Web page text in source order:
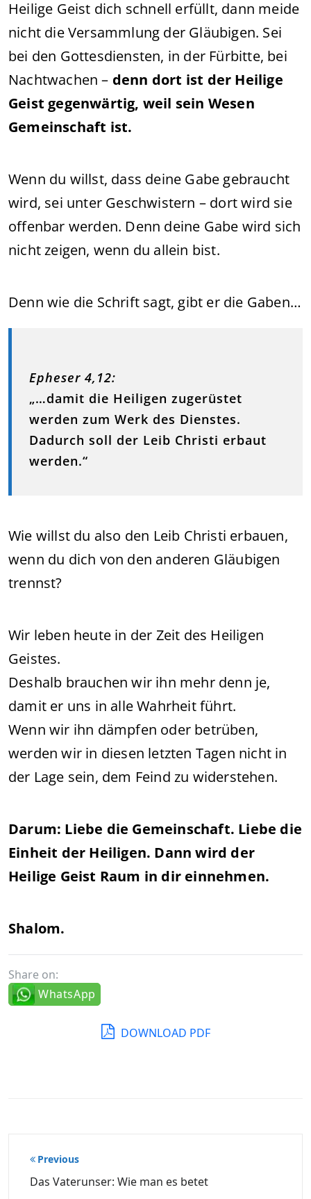
Heilige Geist dich schnell erfüllt, dann meide
nicht die Versammlung der Gläubigen. Sei
bei den Gottesdiensten, in der Fürbitte, bei
Nachtwachen – denn dort ist der Heilige
Geist gegenwärtig, weil sein Wesen
Gemeinschaft ist.
Wenn du willst, dass deine Gabe gebraucht
wird, sei unter Geschwistern – dort wird sie
offenbar werden. Denn deine Gabe wird sich
nicht zeigen, wenn du allein bist.
Denn wie die Schrift sagt, gibt er die Gaben…
Epheser 4,12:
„…damit die Heiligen zugerüstet
werden zum Werk des Dienstes.
Dadurch soll der Leib Christi erbaut
werden.“
Wie willst du also den Leib Christi erbauen,
wenn du dich von den anderen Gläubigen
trennst?
Wir leben heute in der Zeit des Heiligen
Geistes.
Deshalb brauchen wir ihn mehr denn je,
damit er uns in alle Wahrheit führt.
Wenn wir ihn dämpfen oder betrüben,
werden wir in diesen letzten Tagen nicht in
der Lage sein, dem Feind zu widerstehen.
Darum: Liebe die Gemeinschaft. Liebe die
Einheit der Heiligen. Dann wird der
Heilige Geist Raum in dir einnehmen.
Shalom.
Share on:
WhatsApp
DOWNLOAD PDF
Beitragsnavigation
Previous
Das Vaterunser: Wie man es betet